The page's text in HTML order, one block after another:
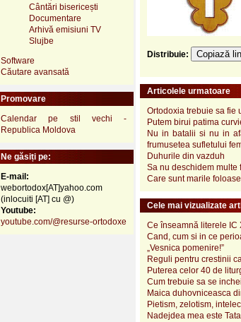
Distribuie: Copiază
Articolele urmatoare
Ortodoxia trebuie sa fie
Putem birui patima
Nu in batalii si nu in
frumusetea sufletului
Duhurile din vazduh
Sa nu deschidem multe
Care sunt marile
Cele mai vizualizate
Ce înseamnă literele IC
Cand, cum si in ce
„Vesnica pomenire!”
Reguli pentru crestinii
Puterea celor 40 de
Cum trebuie sa se
Maica duhovniceasca
Pietism, zelotism,
Nadejdea mea este
Cântări bisericești
Documentare
Arhivă emisiuni TV
Slujbe
Software
Căutare avansată
Promovare
Calendar pe stil vechi -
Republica Moldova
Ne găsiți pe:
E-mail:
webortodox[AT]yahoo.com
(inlocuiti [AT] cu @)
Youtube:
youtube.com/@resurse-ortodoxe